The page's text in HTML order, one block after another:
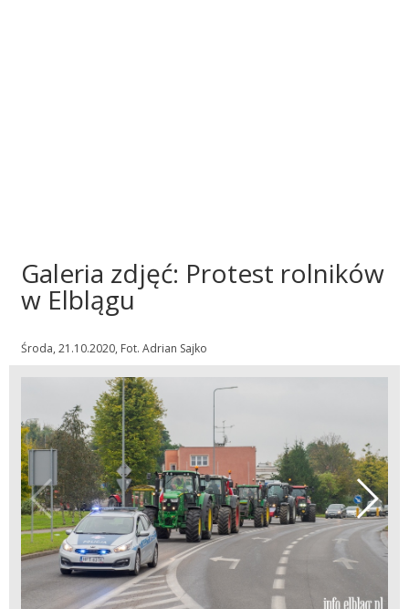
Galeria zdjęć: Protest rolników
w Elblągu
Środa, 21.10.2020, Fot. Adrian Sajko